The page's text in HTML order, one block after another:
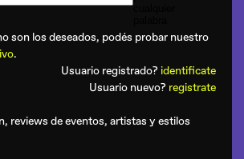
son los deseados, podés probar nuestro
.
Usuario registrado? identificate
Usuario nuevo? registrate
reviews de eventos, artistas y estilos